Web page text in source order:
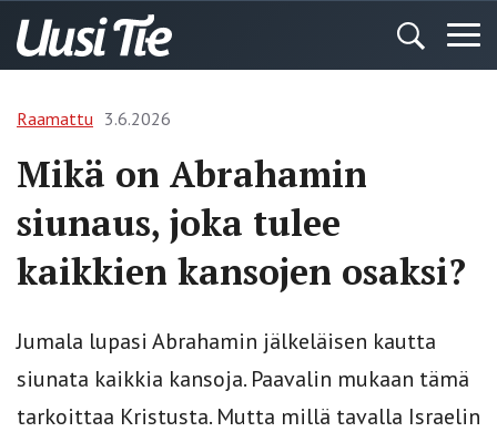
Raamattu 3.6.2026
Mikä on Abrahamin
siunaus, joka tulee
kaikkien kansojen osaksi?
Jumala lupasi Abrahamin jälkeläisen kautta
siunata kaikkia kansoja. Paavalin mukaan tämä
tarkoittaa Kristusta. Mutta millä tavalla Israelin